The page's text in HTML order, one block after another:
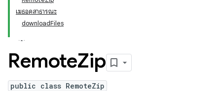
เมธอดสาธารณะ
downloadFiles
RemoteZip
public class RemoteZip